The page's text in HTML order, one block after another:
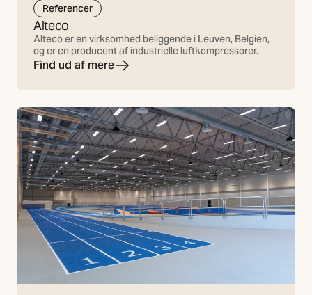
Referencer
Alteco
Alteco er en virksomhed beliggende i Leuven, Belgien,
og er en producent af industrielle luftkompressorer.
Find ud af mere